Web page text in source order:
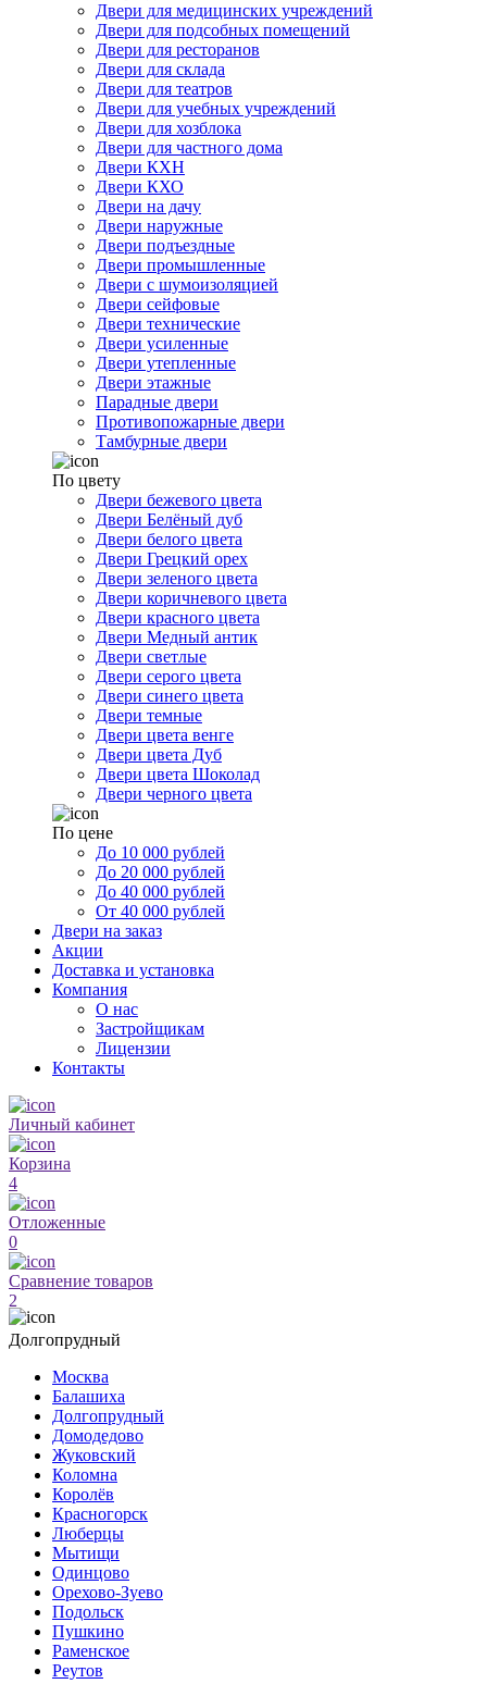
Двери для медицинских учреждений
Двери для подсобных помещений
Двери для ресторанов
Двери для склада
Двери для театров
Двери для учебных учреждений
Двери для хозблока
Двери для частного дома
Двери КХН
Двери КХО
Двери на дачу
Двери наружные
Двери подъездные
Двери промышленные
Двери с шумоизоляцией
Двери сейфовые
Двери технические
Двери усиленные
Двери утепленные
Двери этажные
Парадные двери
Противопожарные двери
Тамбурные двери
По цвету
Двери бежевого цвета
Двери Белёный дуб
Двери белого цвета
Двери Грецкий орех
Двери зеленого цвета
Двери коричневого цвета
Двери красного цвета
Двери Медный антик
Двери светлые
Двери серого цвета
Двери синего цвета
Двери темные
Двери цвета венге
Двери цвета Дуб
Двери цвета Шоколад
Двери черного цвета
По цене
До 10 000 рублей
До 20 000 рублей
До 40 000 рублей
От 40 000 рублей
Двери на заказ
Акции
Доставка и установка
Компания
О нас
Застройщикам
Лицензии
Контакты
Личный кабинет
Корзина
4
Отложенные
0
Сравнение товаров
2
Долгопрудный
Москва
Балашиха
Долгопрудный
Домодедово
Жуковский
Коломна
Королёв
Красногорск
Люберцы
Мытищи
Одинцово
Орехово-Зуево
Подольск
Пушкино
Раменское
Реутов